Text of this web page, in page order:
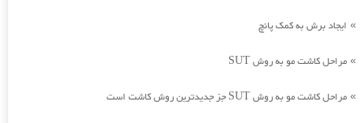
» ایجاد برش به کمک پانچ
» مراحل کاشت مو به روش SUT
» مراحل کاشت مو به روش SUT جز جدیدترین روش کاشت است